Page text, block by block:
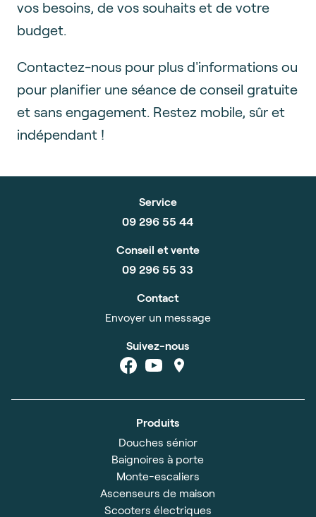
vos besoins, de vos souhaits et de votre
budget.
Contactez-nous pour plus d'informations ou
pour planifier une séance de conseil gratuite
et sans engagement. Restez mobile, sûr et
indépendant !
Service
09 296 55 44
Conseil et vente
09 296 55 33
Contact
Envoyer un message
Suivez-nous
Produits
Douches sénior
Baignoires à porte
Monte-escaliers
Ascenseurs de maison
Scooters électriques